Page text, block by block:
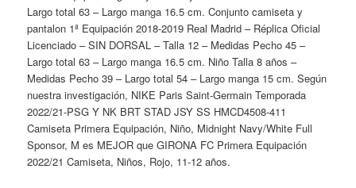
Largo total 63 – Largo manga 16.5 cm. Conjunto camiseta y
pantalon 1ª Equipación 2018-2019 Real Madrid – Réplica Oficial
Licenciado – SIN DORSAL – Talla 12 – Medidas Pecho 45 –
Largo total 63 – Largo manga 16.5 cm. Niño Talla 8 años –
Medidas Pecho 39 – Largo total 54 – Largo manga 15 cm. Según
nuestra investigación, NIKE Paris Saint-Germain Temporada
2022/21-PSG Y NK BRT STAD JSY SS HMCD4508-411
Camiseta Primera Equipación, Niño, Midnight Navy/White Full
Sponsor, M es MEJOR que GIRONA FC Primera Equipación
2022/21 Camiseta, Niños, Rojo, 11-12 años.